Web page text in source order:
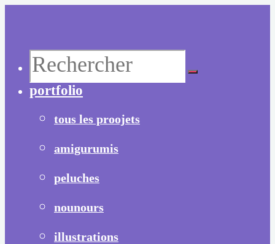
contenu
Recherche
pour :
portfolio
tous les proojets
amigurumis
peluches
nounours
illustrations